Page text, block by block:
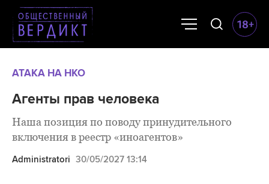
АТАКА НА НКО
Агенты прав человека
Administratori 30/05/2027 13:14
Наша позиция по поводу принудительного
включения в реестр «иноагентов»